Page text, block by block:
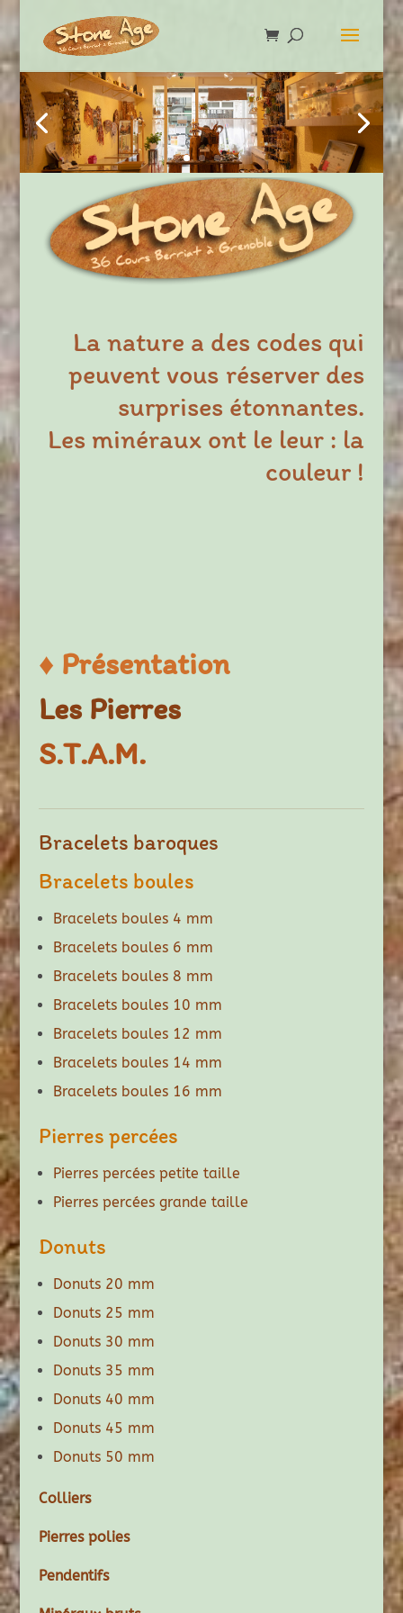
La nature a des codes qui
peuvent vous réserver des
surprises étonnantes.
Les minéraux ont le leur : la
couleur !
♦ Présentation
Les Pierres
S.T.A.M.
Bracelets baroques
Bracelets boules
Bracelets boules 4 mm
Bracelets boules 6 mm
Bracelets boules 8 mm
Bracelets boules 10 mm
Bracelets boules 12 mm
Bracelets boules 14 mm
Bracelets boules 16 mm
Pierres percées
Pierres percées petite taille
Pierres percées grande taille
Donuts
Donuts 20 mm
Donuts 25 mm
Donuts 30 mm
Donuts 35 mm
Donuts 40 mm
Donuts 45 mm
Donuts 50 mm
Colliers
Pierres polies
Pendentifs